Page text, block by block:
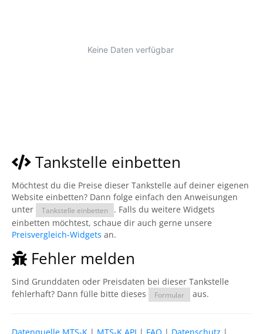
Tankstelle einbetten
Möchtest du die Preise dieser Tankstelle auf deiner eigenen
Website einbetten? Dann folge einfach den Anweisungen
unter
Tankstelle einbetten
. Falls du weitere Widgets
einbetten möchtest, schaue dir auch gerne unsere
Preisvergleich-Widgets an.
Fehler melden
Sind Grunddaten oder Preisdaten bei dieser Tankstelle
fehlerhaft? Dann fülle bitte dieses
Formular aus.